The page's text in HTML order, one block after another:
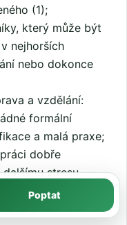
(1);
který může být
nejhorších
nebo dokonce
a vzdělání:
formální
a malá praxe;
dobře
stresu.
v
Poptat